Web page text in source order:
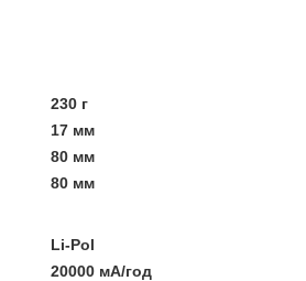
230 г
17 мм
80 мм
80 мм
Li-Pol
20000 мА/год